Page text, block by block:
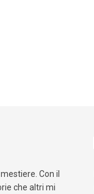
Con il
che altri mi